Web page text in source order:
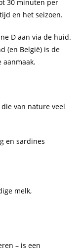
30 minuten per
en het seizoen.
D aan via de huid.
(en België) is de
aanmaak.
van nature veel
en sardines
melk,
– is een